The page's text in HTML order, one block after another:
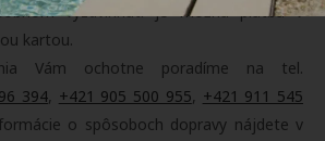
vyzdvihnutí je možná platba v
kartou.
Vám ochotne poradíme na tel.
394, +421 905 500 955, +421 911 545
o spôsoboch dopravy nájdete v